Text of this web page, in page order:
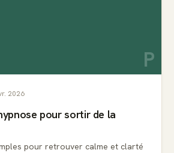
P
2026
pour sortir de la
pour retrouver calme et clarté